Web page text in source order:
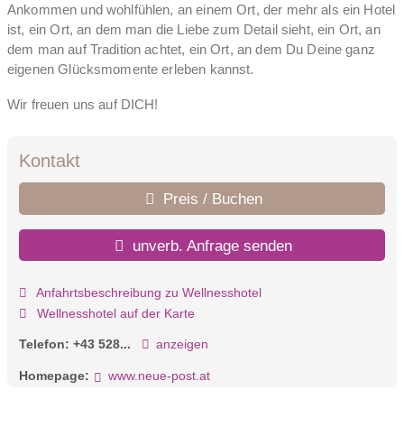
Ankommen und wohlfühlen, an einem Ort, der mehr als ein Hotel
ist, ein Ort, an dem man die Liebe zum Detail sieht, ein Ort, an
dem man auf Tradition achtet, ein Ort, an dem Du Deine ganz
eigenen Glücksmomente erleben kannst.
Wir freuen uns auf DICH!
Kontakt
Preis / Buchen
unverb. Anfrage senden
Anfahrtsbeschreibung zu Wellnesshotel
Wellnesshotel auf der Karte
Telefon: +43 528... anzeigen
Homepage: www.neue-post.at